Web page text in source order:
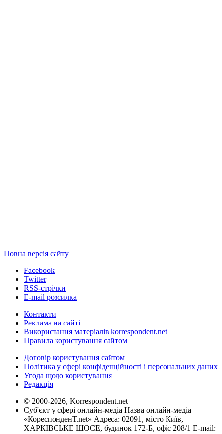
Повна версія сайту
Facebook
Twitter
RSS-стрічки
E-mail розсилка
Контакти
Реклама на сайті
Використання матеріалів korrespondent.net
Правила користування сайтом
Договір користування сайтом
Політика у сфері конфіденційності і персональних даних
Угода щодо користування
Редакція
© 2000-2026, Korrespondent.net
Суб'єкт у сфері онлайн-медіа Назва онлайн-медіа –
«КореспонденТ.net» Адреса: 02091, місто Київ,
ХАРКІВСЬКЕ ШОСЕ, будинок 172-Б, офіс 208/1 E-mail: